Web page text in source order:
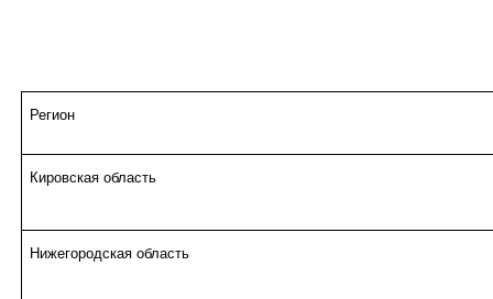
Регион
Кировская область
Нижегородская область